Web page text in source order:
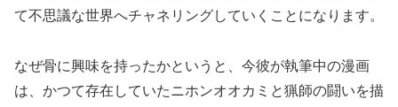
て不思議な世界へチャネリングしていくことになります。
なぜ骨に興味を持ったかというと、今彼が執筆中の漫画
は、かつて存在していたニホンオオカミと猟師の闘いを描